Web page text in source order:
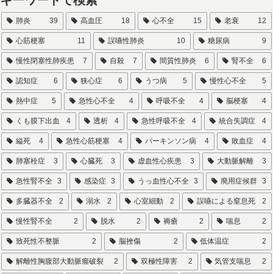
肺炎 39 高血圧 18 心不全 15 老衰 12
心筋梗塞 11 誤嚥性肺炎 10 糖尿病 9
慢性閉塞性肺疾患 7 自殺 7 間質性肺炎 6 腎不全 6
認知症 6 狭心症 6 うつ病 5 慢性心不全 5
熱中症 5 急性心不全 4 呼吸不全 4 脳梗塞 4
くも膜下出血 4 透析 4 急性呼吸不全 4 統合失調症 4
縊死 4 急性心筋梗塞 4 パーキンソン病 4 敗血症 4
肺塞栓症 3 心臓死 3 虚血性心疾患 3 大動脈解離 3
急性腎不全 3 感染症 3 うっ血性心不全 3 廃用症候群 3
多臓器不全 2 溺水 2 心室細動 2 誤嚥による窒息死 2
慢性腎不全 2 脱水 2 褥瘡 2 喘息 2
致死性不整脈 2 脳挫傷 2 低体温症 2
解離性胸腹部大動脈瘤破裂 2 双極性障害 2 気管支喘息 2